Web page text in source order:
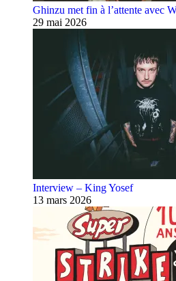
Ghinzu met fin à l’attente avec
29 mai 2026
Interview – King Yosef
13 mars 2026